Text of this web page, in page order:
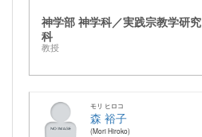
神学部 神学科／実践宗教学研究
科
教授
モリ ヒロコ
森 裕子
Mori Hiroko